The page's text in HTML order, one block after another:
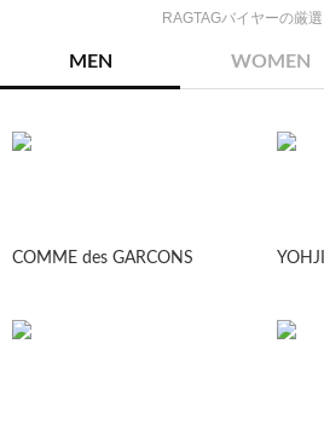
RAGTAGバイヤーの厳
MEN WOMEN
COMME des GARCONS